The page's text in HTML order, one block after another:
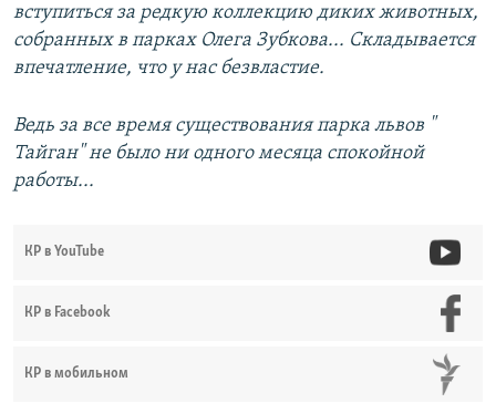
вступиться за редкую коллекцию диких животных,
собранных в парках Олега Зубкова... Складывается
впечатление, что у нас безвластие.
Ведь за все время существования парка львов "
Тайган" не было ни одного месяца спокойной
работы...
КР в YouTube
КР в Facebook
КР в мобильном